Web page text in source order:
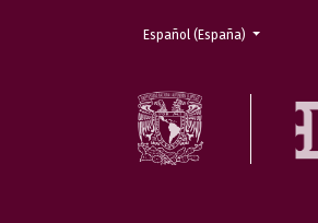
Cambiar el idioma. El actual es:
Español (España)